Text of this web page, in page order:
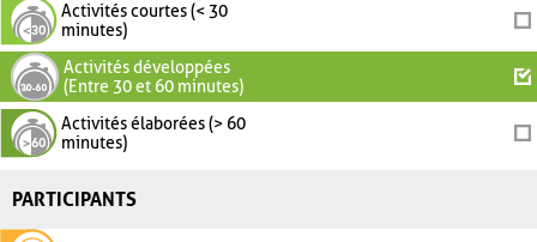
Activités courtes (< 30
minutes)
Activités développées
(Entre 30 et 60 minutes)
Activités élaborées (> 60
minutes)
PARTICIPANTS